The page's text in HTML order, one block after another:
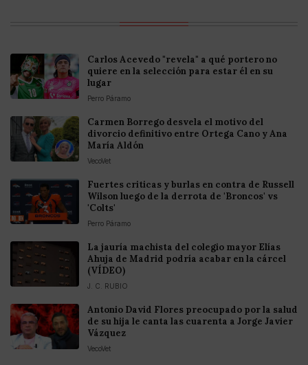
Carlos Acevedo "revela" a qué portero no
quiere en la selección para estar él en su
lugar
Perro Páramo
Carmen Borrego desvela el motivo del
divorcio definitivo entre Ortega Cano y Ana
María Aldón
VecoVet
Fuertes criticas y burlas en contra de Russell
Wilson luego de la derrota de 'Broncos' vs
'Colts'
Perro Páramo
La jauría machista del colegio mayor Elías
Ahuja de Madrid podría acabar en la cárcel
(VÍDEO)
J. C. RUBIO
Antonio David Flores preocupado por la salud
de su hija le canta las cuarenta a Jorge Javier
Vázquez
VecoVet